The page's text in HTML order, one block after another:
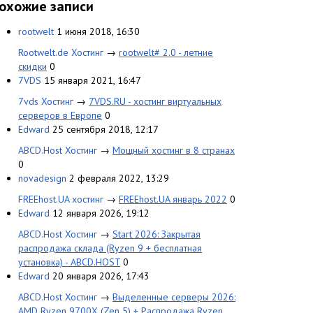
записи
rootwelt 1 июня 2018, 16:30
Rootwelt.de Хостинг → rootwelt# 2.0 - летние
скидки 0
7VDS 15 января 2021, 16:47
7vds Хостинг → 7VDS.RU - хостинг виртуальных
серверов в Европе 0
Edward 25 сентября 2018, 12:17
ABCD.Host Хостинг → Мощный хостинг в 8 странах
0
novadesign 2 февраля 2022, 13:29
FREEhost.UA хостинг → FREEhost.UA январь 2022 0
Edward 12 января 2026, 19:12
ABCD.Host Хостинг → Start 2026: Закрытая
распродажа склада (Ryzen 9 + бесплатная
установка) - ABCD.HOST 0
Edward 20 января 2026, 17:43
ABCD.Host Хостинг → Выделенные серверы 2026: